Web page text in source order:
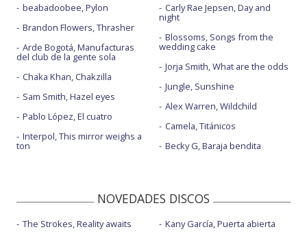
beabadoobee, Pylon
Brandon Flowers, Thrasher
Arde Bogotá, Manufacturas
del club de la gente sola
Chaka Khan, Chakzilla
Sam Smith, Hazel eyes
Pablo López, El cuatro
Interpol, This mirror weighs a
ton
Carly Rae Jepsen, Day and
night
Blossoms, Songs from the
wedding cake
Jorja Smith, What are the odds
Jungle, Sunshine
Alex Warren, Wildchild
Camela, Titánicos
Becky G, Baraja bendita
NOVEDADES DISCOS
The Strokes, Reality awaits
Kany García, Puerta abierta